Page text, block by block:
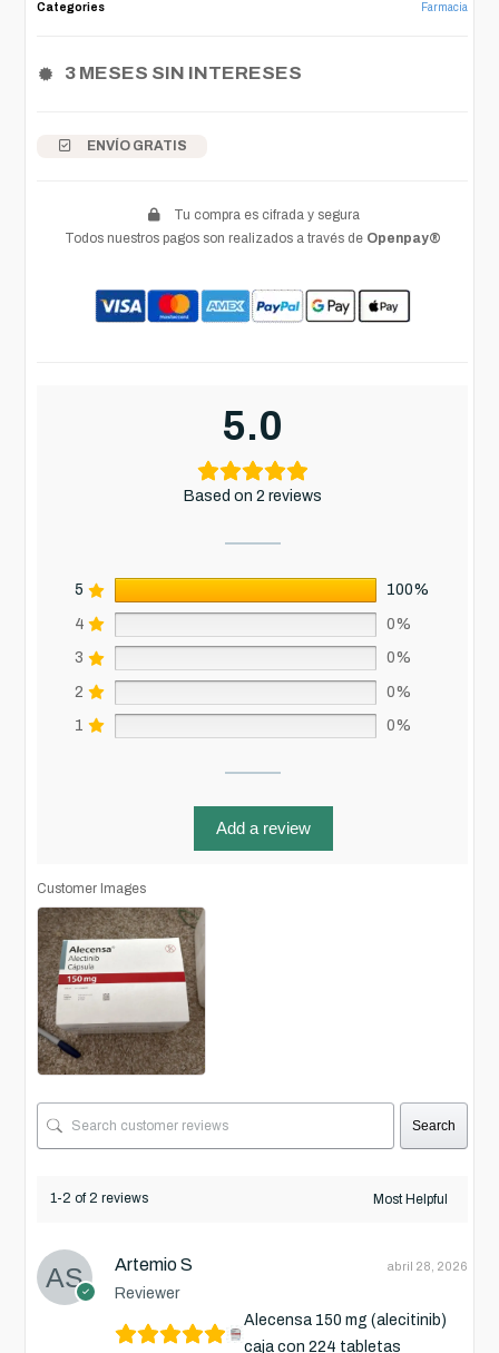
Categories
Farmacia
3 MESES SIN INTERESES
ENVÍO GRATIS
Tu compra es cifrada y segura
Todos nuestros pagos son realizados a través de Openpay®
5.0
Based on 2 reviews
5 100%
4 0%
3 0%
2 0%
1 0%
Add a review
Customer Images
Search
1-2 of 2 reviews
Artemio S
Reviewer
abril 28, 2026
Alecensa 150 mg (alecitinib)
caja con 224 tabletas